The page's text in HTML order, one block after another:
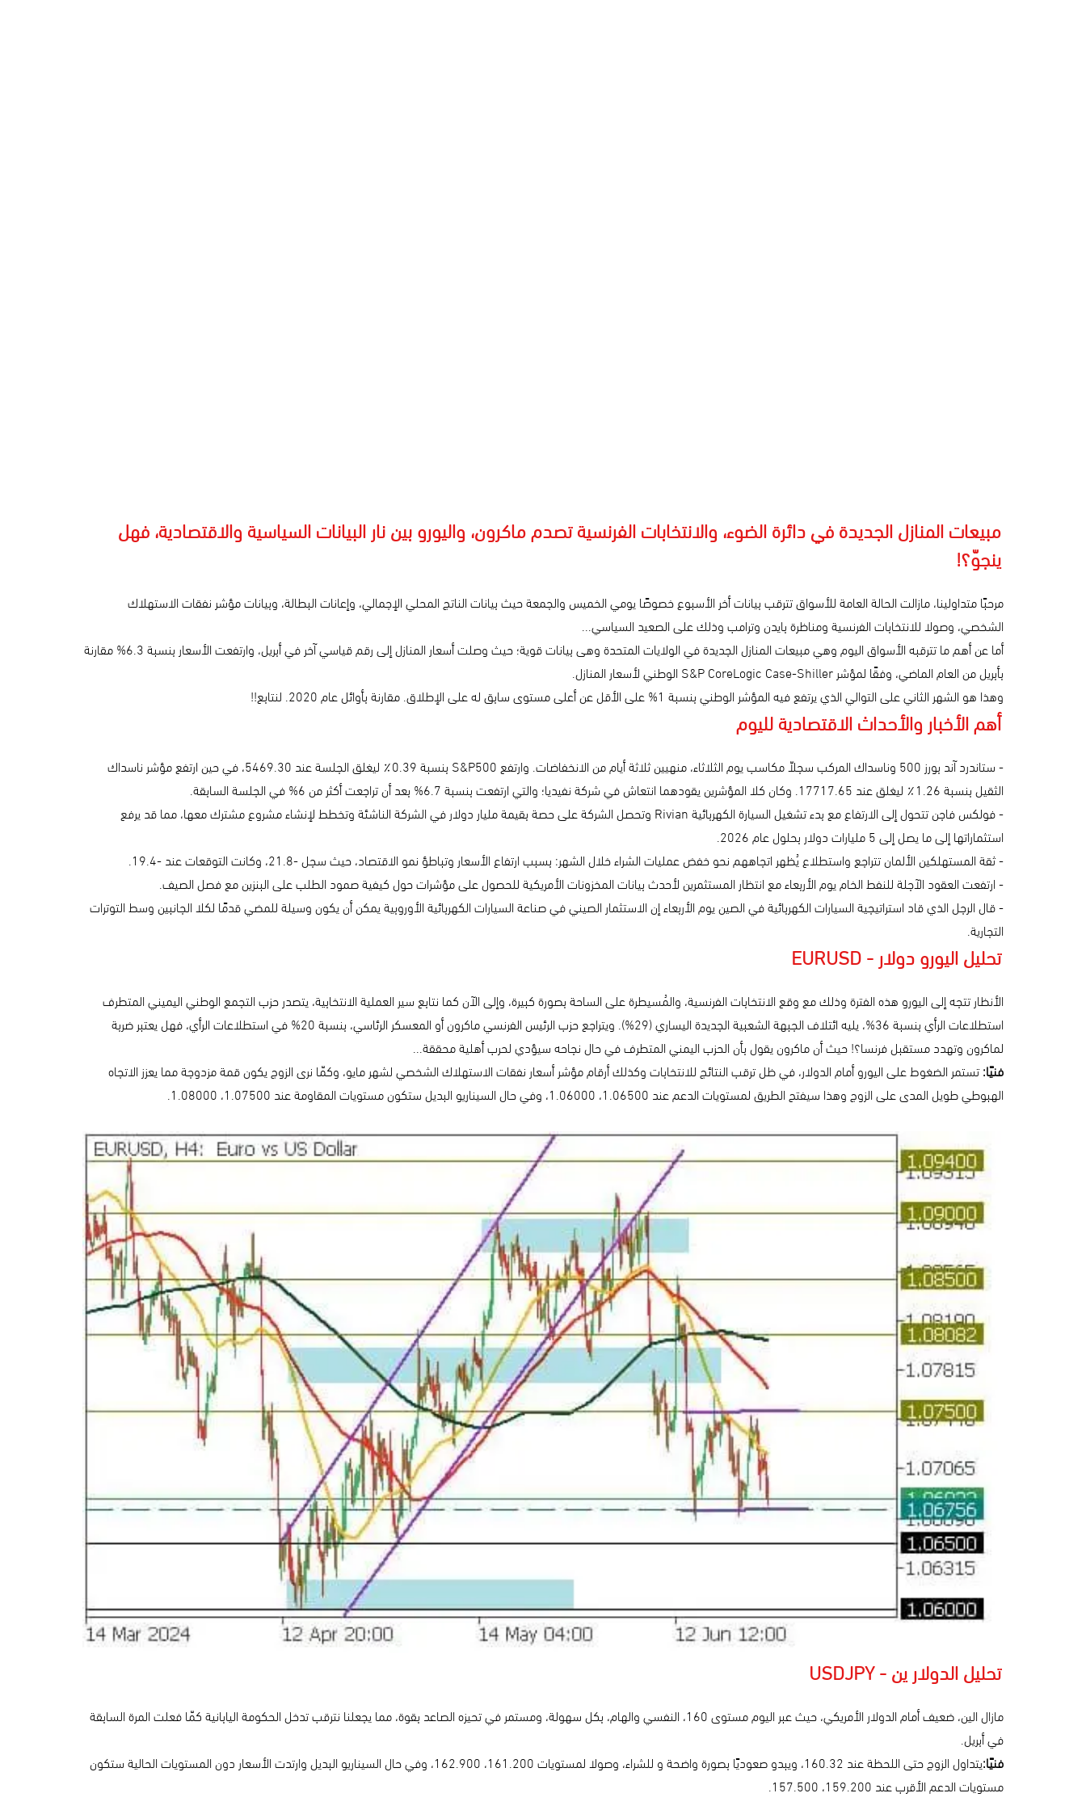
مبيعات المنازل الجديدة في دائرة الضوء، والانتخابات الفرنسية تصدم ماكرون، واليورو بين نار البيانات السياسية والاقتصادية، فهل
ينجوّ؟!
مرحبًا متداولينا، مازالت الحالة العامة للأسواق تترقب بيانات أخر الأسبوع خصوصًا يومي الخميس والجمعة حيث بيانات الناتج المحلي الإجمالي، وإعانات البطالة، وبيانات مؤشر نفقات الاستهلاك
الشخصي، وصولا للانتخابات الفرنسية ومناظرة بايدن وترامب وذلك على الصعيد السياسي...
أما عن أهم ما تترقبه الأسواق اليوم وهي مبيعات المنازل الجديدة في الولايات المتحدة وهى بيانات قوية؛ حيث وصلت أسعار المنازل إلى رقم قياسي آخر في أبريل، وارتفعت الأسعار بنسبة 6.3% مقارنة
بأبريل من العام الماضي، وفقًا لمؤشر S&P CoreLogic Case-Shiller الوطني لأسعار المنازل.
وهذا هو الشهر الثاني على التوالي الذي يرتفع فيه المؤشر الوطني بنسبة 1% على الأقل عن أعلى مستوى سابق له على الإطلاق. مقارنة بأوائل عام 2020. لنتابع!!
أهم الأخبار والأحداث الاقتصادية لليوم
- ستاندرد آند بورز 500 وناسداك المركب سجلاّ مكاسب يوم الثلاثاء، منهيين ثلاثة أيام من الانخفاضات. وارتفع S&P500 بنسبة 0.39٪ ليغلق الجلسة عند 5469.30، في حين ارتفع مؤشر ناسداك
الثقيل بنسبة 1.26٪ ليغلق عند 17717.65. وكان كلا المؤشرين يقودهما انتعاش في شركة نفيديا؛ والتي ارتفعت بنسبة 6.7% بعد أن تراجعت أكثر من 6% في الجلسة السابقة.
- فولكس فاجن تتحول إلى الارتفاع مع بدء تشغيل السيارة الكهربائية Rivian وتحصل الشركة على حصة بقيمة مليار دولار في الشركة الناشئة وتخطط لإنشاء مشروع مشترك معها، مما قد يرفع
استثماراتها إلى ما يصل إلى 5 مليارات دولار بحلول عام 2026.
- ثقة المستهلكين الألمان تتراجع واستطلاع يُظهر اتجاههم نحو خفض عمليات الشراء خلال الشهر: بسبب ارتفاع الأسعار وتباطؤ نمو الاقتصاد، حيث سجل -21.8، وكانت التوقعات عند -19.4.
- ارتفعت العقود الآجلة للنفط الخام يوم الأربعاء مع انتظار المستثمرين لأحدث بيانات المخزونات الأمريكية للحصول على مؤشرات حول كيفية صمود الطلب على البنزين مع فصل الصيف.
- قال الرجل الذي قاد استراتيجية السيارات الكهربائية في الصين يوم الأربعاء إن الاستثمار الصيني في صناعة السيارات الكهربائية الأوروبية يمكن أن يكون وسيلة للمضي قدمًا لكلا الجانبين وسط التوترات
التجارية.
تحليل اليورو دولار - EURUSD
الأنظار تتجه إلى اليورو هذه الفترة وذلك مع وقع الانتخابات الفرنسية، والمُسيطرة على الساحة بصورة كبيرة، وإلى الآن كما نتابع سير العملية الانتخابية، يتصدر حزب التجمع الوطني اليميني المتطرف
استطلاعات الرأي بنسبة 36%، يليه ائتلاف الجبهة الشعبية الجديدة اليساري (29%). ويتراجع حزب الرئيس الفرنسي ماكرون أو المعسكر الرئاسي، بنسبة 20% في استطلاعات الرأي، فهل يعتبر ضربة
لماكرون وتهدد مستقبل فرنسا؟! حيث أن ماكرون يقول بأن الحزب اليمني المتطرف في حال نجاحه سيؤدي لحرب أهلية محققة...
فنيًا: تستمر الضغوط على اليورو أمام الدولار، في ظل ترقب النتائج للانتخابات وكذلك أرقام مؤشر أسعار نفقات الاستهلاك الشخصي لشهر مايو، وكمّا نرى الزوج يكون قمة مزدوجة مما يعزز الاتجاه
الهبوطي طويل المدى على الزوج وهذا سيفتح الطريق لمستويات الدعم عند 1.06500، 1.06000، وفي حال السيناريو البديل ستكون مستويات المقاومة عند 1.07500، 1.08000.
تحليل الدولار ين - USDJPY
مازال الين، ضعيف أمام الدولار الأمريكي، حيث عبر اليوم مستوى 160، النفسي والهام، بكل سهولة، ومستمر في تحيزه الصاعد بقوة، مما يجعلنا نترقب تدخل الحكومة اليابانية كمّا فعلت المرة السابقة
في أبريل.
فنيًا:
يتداول الزوج حتى اللحظة عند 160.32، ويبدو صعوديًا بصورة واضحة و للشراء، وصولا لمستويات 161.200، 162.900، وفي حال السيناريو البديل وارتدت الأسعار دون المستويات الحالية ستكون
مستويات الدعم الأقرب عند 159.200، 157.500.